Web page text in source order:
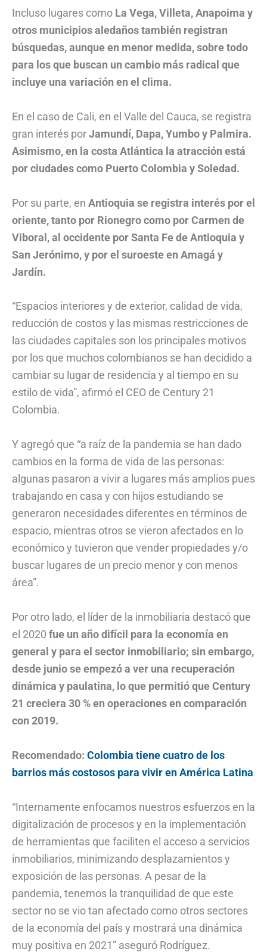
Incluso lugares como La Vega, Villeta, Anapoima y
otros municipios aledaños también registran
búsquedas, aunque en menor medida, sobre todo
para los que buscan un cambio más radical que
incluye una variación en el clima.
En el caso de Cali, en el Valle del Cauca, se registra
gran interés porJamundí, Dapa, Yumbo y Palmira.
Asimismo, en la costa Atlántica la atracción está
por ciudades como Puerto Colombia y Soledad.
Por su parte, en Antioquia se registra interés por el
oriente, tanto por Rionegro como por Carmen de
Viboral, al occidente por Santa Fe de Antioquia y
San Jerónimo, y por el suroeste en Amagá y
Jardín.
“Espacios interiores y de exterior, calidad de vida,
reducción de costos y las mismas restricciones de
las ciudades capitales son los principales motivos
por los que muchos colombianos se han decidido a
cambiar su lugar de residencia y al tiempo en su
estilo de vida”, afirmó el CEO de Century 21
Colombia.
Y agregó que “a raíz de la pandemia se han dado
cambios en la forma de vida de las personas:
algunas pasaron a vivir a lugares más amplios pues
trabajando en casa y con hijos estudiando se
generaron necesidades diferentes en términos de
espacio, mientras otros se vieron afectados en lo
económico y tuvieron que vender propiedades y/o
buscar lugares de un precio menor y con menos
área”.
Por otro lado, el líder de la inmobiliaria destacó que
el 2020 fue un año difícil para la economía en
general y para el sector inmobiliario; sin embargo,
desde junio se empezó a ver una recuperación
dinámica y paulatina, lo que permitió que Century
21 creciera 30 % en operaciones en comparación
con 2019.
Recomendado: Colombia tiene cuatro de los
barrios más costosos para vivir en América Latina
“Internamente enfocamos nuestros esfuerzos en la
digitalización de procesos y en la implementación
de herramientas que faciliten el acceso a servicios
inmobiliarios, minimizando desplazamientos y
exposición de las personas. A pesar de la
pandemia, tenemos la tranquilidad de que este
sector no se vio tan afectado como otros sectores
de la economía del país y mostrará una dinámica
muy positiva en 2021” aseguró Rodríguez.